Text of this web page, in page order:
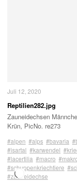
Juli 12, 2020
Reptilien282.jpg
Zauneidechsen
Krün, PicNo. re273
#alpen #alps #bavaria
#isartal #karwendel
#lacertilia #macro
#schuppenkriechtiere
#zauneidechse